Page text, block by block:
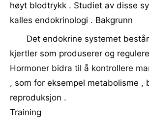
høyt blodtrykk . Studiet av disse
kalles endokrinologi . Bakgrunn
Det endokrine systemet
kjertler som produserer og
Hormoner bidra til å kontrollere
, som for eksempel metabolisme ,
reproduksjon .
Training